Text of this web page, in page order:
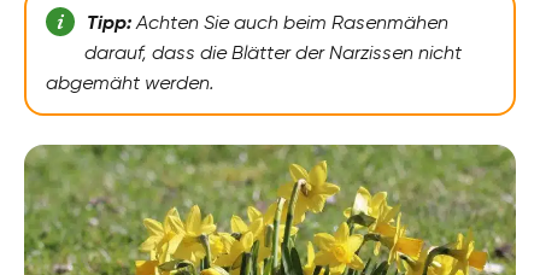
Tipp:Achten Sie auch beim Rasenmähen
darauf, dass die Blätter der Narzissen nicht
abgemäht werden.